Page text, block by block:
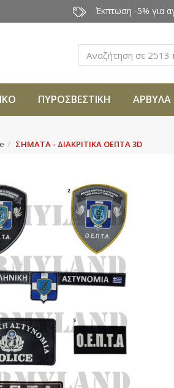
Έκπτωση -5% για
Αναζήτηση
ΠΥΡΟΣΒΕΣΤΙΚΗ ΑΡΒΥΛΑ
ΣΗΜΑΤΑ - ΔΙΑΚΡΙΤΙΚΑ ΟΕΠΤΑ 3D